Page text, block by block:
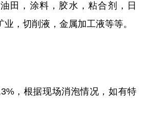
田，涂料，胶水，粘合剂，日
，切削液，金属加工液等等。
，根据现场消泡情况，如有特